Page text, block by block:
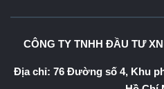
CÔNG TY TNHH ĐẦU TƯ
Địa chỉ: 76 Đường số 4, Khu